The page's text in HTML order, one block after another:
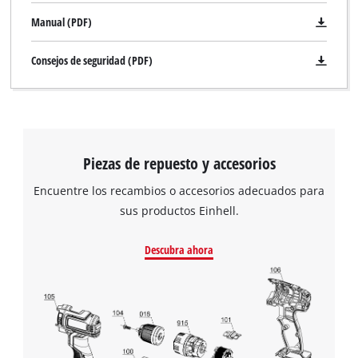
Manual (PDF)
Consejos de seguridad (PDF)
Piezas de repuesto y accesorios
Encuentre los recambios o accesorios adecuados para
sus productos Einhell.
Descubra ahora